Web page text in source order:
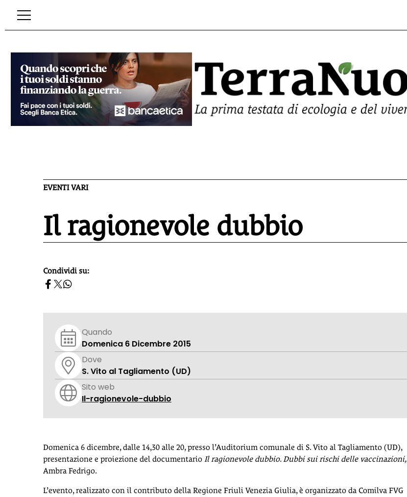
EVENTI VARI
Il ragionevole dubbio
homepage h2
Condividi su:
Quando
Domenica 6 Dicembre 2015
Dove
S. Vito al Tagliamento (UD)
Sito web
Il-ragionevole-dubbio
Domenica 6 dicembre, dalle 14,30 alle 20, presso l’Auditorium comunale di S. Vito al Tagliamento (UD),
presentazione e proiezione del documentario Il ragionevole dubbio. Dubbi sui rischi delle vaccinazioni,
Ambra Fedrigo.
L’evento, realizzato con il contributo della Regione Friuli Venezia Giulia, è organizzato da Comilva FVG